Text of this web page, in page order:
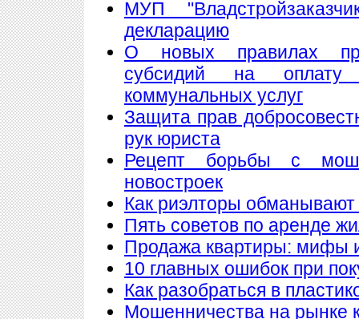
МУП
декларацию
О новых правилах
субсидий на
коммунальных услуг
Защита прав
рук юриста
Рецепт борьбы с
новостроек
Как риэлторы обманывают
Пять советов по аренде
Продажа квартиры: мифы
10 главных ошибок при
Как разобраться в
Мошенничества на рынке